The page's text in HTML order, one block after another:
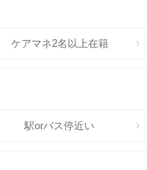
ケアマネ2名以上在籍
駅orバス停近い